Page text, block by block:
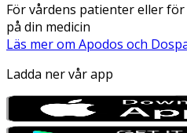
För vårdens patienter eller
på din medicin
Läs mer om Apodos och
Ladda ner vår app